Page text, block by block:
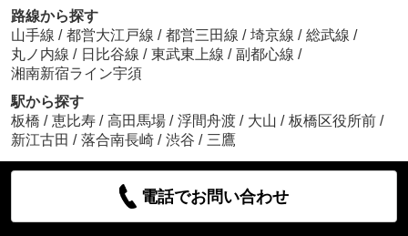
路線から探す
山手線 / 都営大江戸線 / 都営三田線 / 埼京線 / 総武線 /
丸ノ内線 / 日比谷線 / 東武東上線 / 副都心線 /
湘南新宿ライン宇須
駅から探す
板橋 / 恵比寿 / 高田馬場 / 浮間舟渡 / 大山 / 板橋区役所前 /
新江古田 / 落合南長崎 / 渋谷 / 三鷹
電話でお問い合わせ